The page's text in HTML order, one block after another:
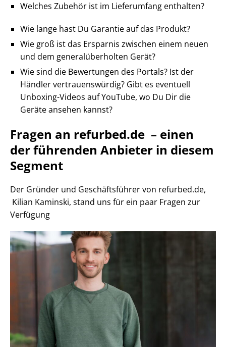
Welches Zubehör ist im Lieferumfang enthalten?
Wie lange hast Du Garantie auf das Produkt?
Wie groß ist das Ersparnis zwischen einem neuen
und dem generalüberholten Gerät?
Wie sind die Bewertungen des Portals? Ist der
Händler vertrauenswürdig? Gibt es eventuell
Unboxing-Videos auf YouTube, wo Du Dir die
Geräte ansehen kannst?
Fragen an refurbed.de – einen
der führenden Anbieter in diesem
Segment
Der Gründer und Geschäftsführer von refurbed.de,
Kilian Kaminski, stand uns für ein paar Fragen zur
Verfügung